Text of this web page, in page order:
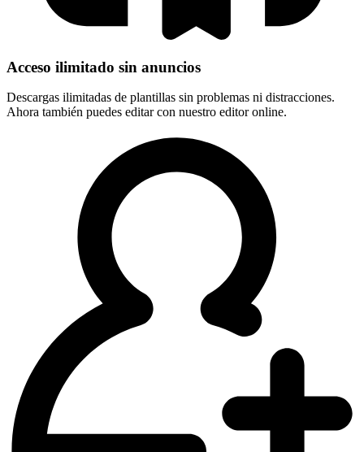
Acceso ilimitado sin anuncios
Descargas ilimitadas de plantillas sin problemas ni distracciones.
Ahora también puedes editar con nuestro editor online.